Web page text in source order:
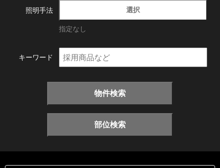
照明手法 選択
指定なし
キーワード
物件検索
部位検索